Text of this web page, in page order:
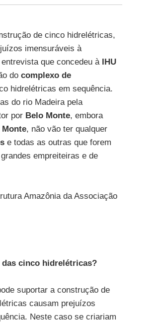
de cinco hidrelétricas,
imensuráveis à
que concedeu à IHU
do complexo de
hidrelétricas em sequência.
do rio Madeira pela
por Belo Monte, embora
Monte, não vão ter qualquer
e todas as outras que forem
empreiteiras e de
Amazônia da Associação
das cinco hidrelétricas?
suportar a construção de
causam prejuízos
Neste caso se criariam